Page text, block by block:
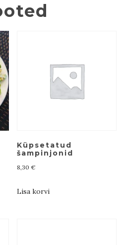
Küpsetatud
šampinjonid
8,30 €
Lisa korvi